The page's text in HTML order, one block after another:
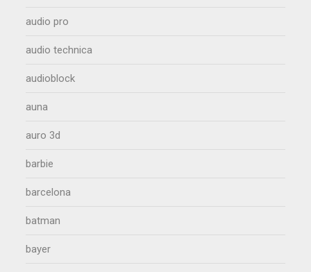
audio pro
audio technica
audioblock
auna
auro 3d
barbie
barcelona
batman
bayer